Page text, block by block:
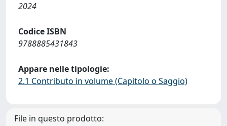
2024
Codice ISBN
9788885431843
Appare nelle tipologie:
2.1 Contributo in volume (Capitolo o Saggio)
File in questo prodotto: